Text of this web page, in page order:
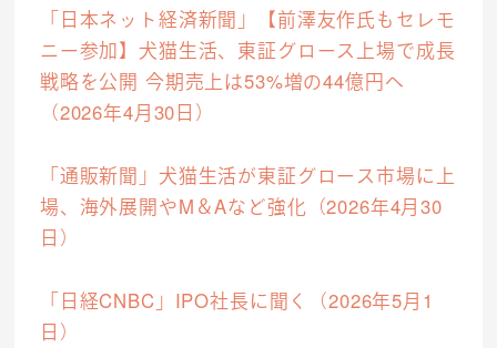
お問い合わせ
「日本ネット経済新聞」【前澤友作氏もセレモ
ニー参加】犬猫生活、東証グロース上場で成長
戦略を公開 今期売上は53%増の44億円へ
（2026年4月30日）
「通販新聞」犬猫生活が東証グロース市場に上
場、海外展開やM＆Aなど強化（2026年4月30
日）
「日経CNBC」IPO社長に聞く（2026年5月1
日）